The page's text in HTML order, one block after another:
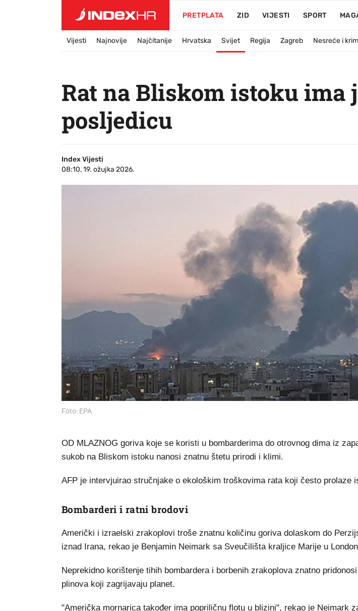
PRETPLATA ZID VIJESTI SPORT
Vijesti Najnovije Najčitanije Hrvatska Svijet Regija Zagreb Nesreće i
Rat na Bliskom istoku ima
posljedicu
Index Vijesti
08:10, 19. ožujka 2026.
Foto: EPA
OD MLAZNOG goriva koje se koristi u bombarderima do otrovnog dima iz
sukob na Bliskom istoku nanosi znatnu štetu prirodi i klimi.
AFP je intervjuirao stručnjake o ekološkim troškovima rata koji često prolaze
Bombarderi i ratni brodovi
Američki i izraelski zrakoplovi troše znatnu količinu goriva dolaskom do
iznad Irana, rekao je Benjamin Neimark sa Sveučilišta kraljice Marije u
Neprekidno korištenje tihih bombardera i borbenih zrakoplova znatno
plinova koji zagrijavaju planet.
"Američka mornarica također ima popriličnu flotu u blizini", rekao je Neimark